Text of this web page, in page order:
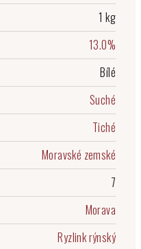
1 kg
13.0%
Bílé
Suché
Tiché
Moravské zemské
7
Morava
Ryzlink rýnský